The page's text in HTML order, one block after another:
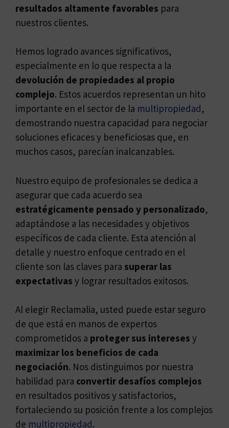
resultados altamente favorables para
nuestros clientes.
Hemos logrado avances significativos,
especialmente en lo que respecta a la
devolución de propiedades al propio
complejo. Estos acuerdos representan un hito
importante en el sector de la multipropiedad,
demostrando nuestra capacidad para negociar
soluciones eficaces y beneficiosas que, en
muchos casos, parecían inalcanzables.
Nuestro equipo de profesionales se dedica a
asegurar que cada acuerdo sea
estratégicamente pensado y personalizado,
adaptándose a las necesidades y objetivos
específicos de cada cliente. Esta atención al
detalle y nuestro enfoque centrado en el
cliente son las claves para superar las
expectativas y lograr resultados exitosos.
Al elegir Reclamalia, usted puede estar seguro
de que está en manos de expertos
comprometidos a proteger sus intereses y
maximizar los beneficios de cada
negociación. Nos distinguimos por nuestra
habilidad para convertir desafíos complejos
en resultados positivos y satisfactorios,
fortaleciendo su posición frente a los complejos
de multipropiedad.